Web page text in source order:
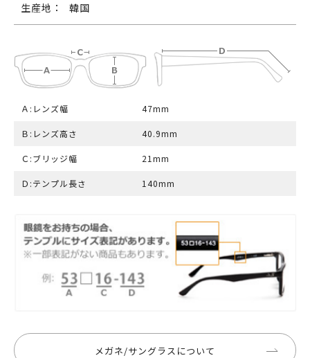
生産地： 韓国
Ａ:レンズ幅 47mm
Ｂ:レンズ高さ 40.9mm
Ｃ:ブリッジ幅 21mm
Ｄ:テンプル長さ 140mm
メガネ/サングラスについて